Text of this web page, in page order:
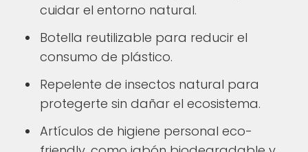
cuidar el entorno natural.
Botella reutilizable para reducir el
consumo de plástico.
Repelente de insectos natural para
protegerte sin dañar el ecosistema.
Artículos de higiene personal eco-